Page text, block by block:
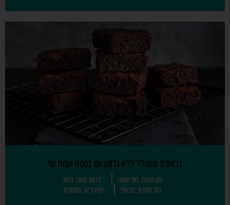
בראוניז שוקולד ללא גלוטן עם בטטה וקמח טף
זמן הכנה: חצי שעה
דרגת קושי: בינוני
סוג מתכון: טבעוני
קטגוריה: מתוקים